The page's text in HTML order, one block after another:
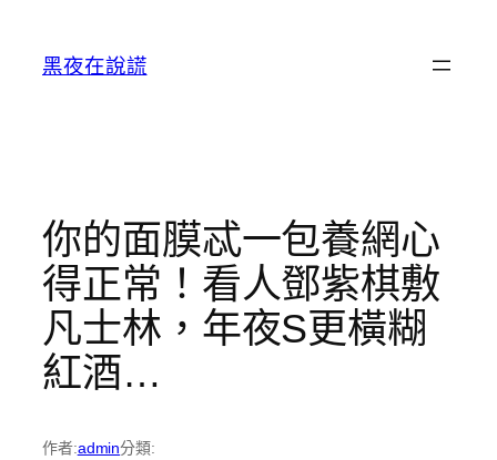
黑夜在說謊
你的面膜忒一包養網心
得正常！看人鄧紫棋敷
凡士林，年夜S更橫糊
紅酒…
作者:admin分類: